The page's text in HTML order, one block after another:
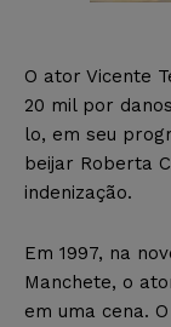
O ator Vicente
20 mil por
lo, em seu
beijar Roberta
indenização.
Em 1997, na
Manchete, o
em uma cena.